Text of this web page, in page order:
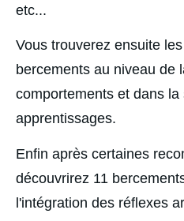
etc...
Vous trouverez ensuite
bercements au niveau de
comportements et dans la
apprentissages.
Enfin après certaines
découvrirez 11
l'intégration des réflexes